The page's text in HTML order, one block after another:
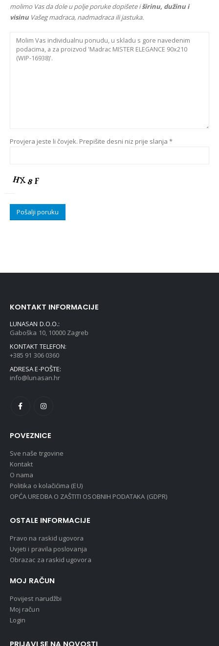
molimo Vas da dole u polje poruke dopišete iširinu, dužinu i
visinu Vašeg madraca, nadmadraca ili jastuka.
Provjera jeste li čovjek. Prepišite desni niz prije slanja *
KONTAKT INFORMACIJE
LUNASAN D.O.O.:
Gaboška 10, 10000 Zagreb
KONTAKT TELEFON:
+385 91 306 0360
ADRESA E-POŠTE:
info@lunasan.hr
POVEZNICE
Sve naše trgovine
Kontakt
O nama
Politika o kolačićima (EU)
OPĆA UREDBA O ZAŠTITI OSOBNIH PODATAKA (GDPR)
OSTALE INFORMACIJE
Pravo na raskid ugovora
Uvjeti i pravila poslovanja
Obrazac za raskid ugovora
MOJ RAČUN
Povijest narudžbi
Moj račun
Login
PRIJAVI SE NA NOVOSTI